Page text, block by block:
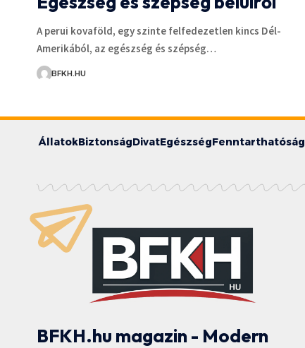
A perui kovaföld, egy szinte felfedezetlen kincs Dél-
Amerikából, az egészség és szépség…
BFKH.HU
ÁllatokBiztonságDivatEgészségFenntarthatóság
BFKH.hu magazin - Modern